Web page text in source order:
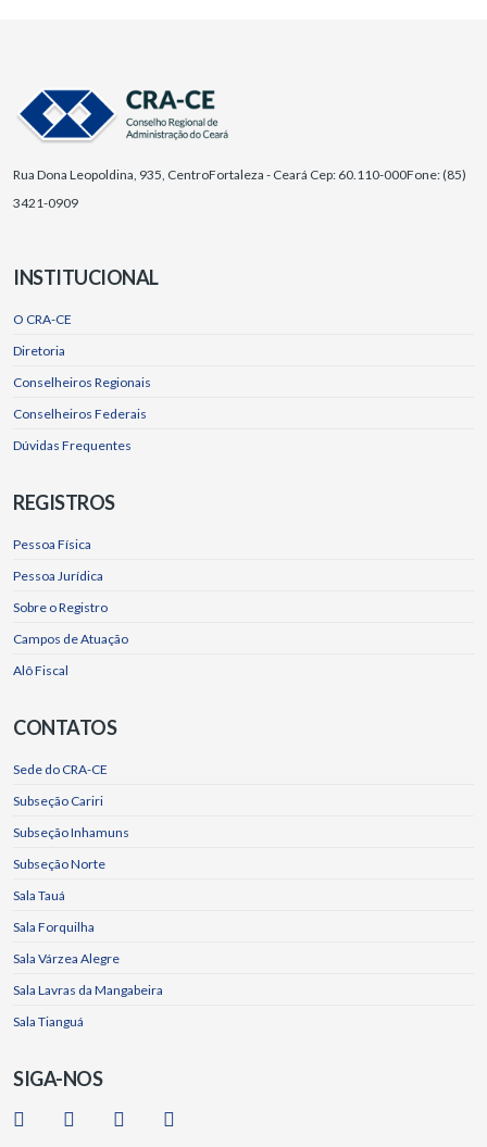
Rua Dona Leopoldina, 935, CentroFortaleza - Ceará Cep: 60.110-000Fone: (85)
3421-0909
INSTITUCIONAL
O CRA-CE
Diretoria
Conselheiros Regionais
Conselheiros Federais
Dúvidas Frequentes
REGISTROS
Pessoa Física
Pessoa Jurídica
Sobre o Registro
Campos de Atuação
Alô Fiscal
CONTATOS
Sede do CRA-CE
Subseção Cariri
Subseção Inhamuns
Subseção Norte
Sala Tauá
Sala Forquilha
Sala Várzea Alegre
Sala Lavras da Mangabeira
Sala Tianguá
SIGA-NOS